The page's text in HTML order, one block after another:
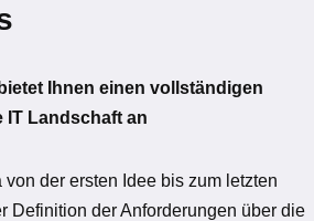
Ihnen einen vollständigen
IT Landschaft an
der ersten Idee bis zum letzten
Definition der Anforderungen über die